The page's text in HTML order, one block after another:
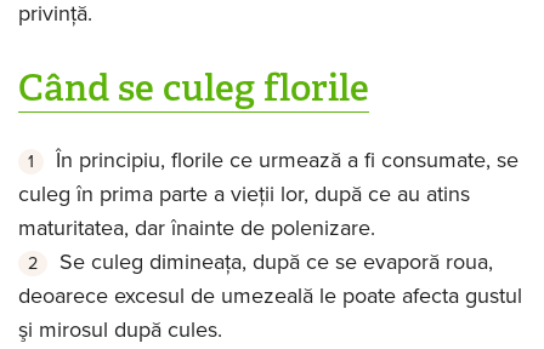
privinţă.
Când se culeg florile
În principiu, florile ce urmează a fi consumate, se
culeg în prima parte a vieţii lor, după ce au atins
maturitatea, dar înainte de polenizare.
Se culeg dimineaţa, după ce se evaporă roua,
deoarece excesul de umezeală le poate afecta gustul
şi mirosul după cules.